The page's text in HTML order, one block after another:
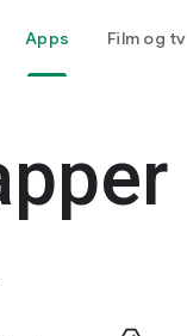
Apps Film og tv